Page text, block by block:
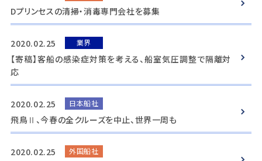
Dプリンセスの清掃・消毒専門会社を募集
2020.02.25 業界
【寄稿】客船の感染症対策を考える、船室気圧調整で隔離対
応
2020.02.25 日本船社
飛鳥Ⅱ、今春の全クルーズを中止、世界一周も
2020.02.25 外国船社